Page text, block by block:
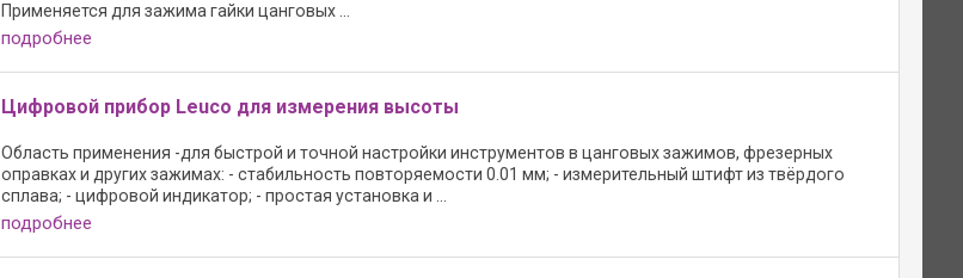
Применяется для зажима гайки цанговых ...
подробнее
Цифровой прибор Leuco для измерения высоты
Область применения -для быстрой и точной настройки инструментов в цанговых зажимов, фрезерных
оправках и других зажимах: - стабильность повторяемости 0.01 мм; - измерительный штифт из твёрдого
сплава; - цифровой индикатор; - простая установка и ...
подробнее